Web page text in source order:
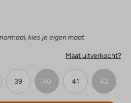
kies je eigen maat
Maat uitverkocht?
39 40 41 42